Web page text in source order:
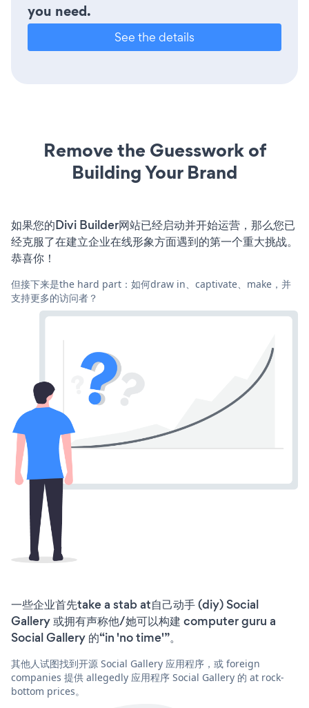
you need.
See the details
Remove the Guesswork of
Building Your Brand
如果您的Divi Builder网站已经启动并开始运营，那么您已
经克服了在建立企业在线形象方面遇到的第一个重大挑战。
恭喜你！
但接下来是the hard part：如何draw in、captivate、make，并
支持更多的访问者？
一些企业首先take a stab at自己动手 (diy) Social
Gallery 或拥有声称他/她可以构建 computer guru a
Social Gallery 的“in 'no time'”。
其他人试图找到开源 Social Gallery 应用程序，或 foreign
companies 提供 allegedly 应用程序 Social Gallery 的 at rock-
bottom prices。